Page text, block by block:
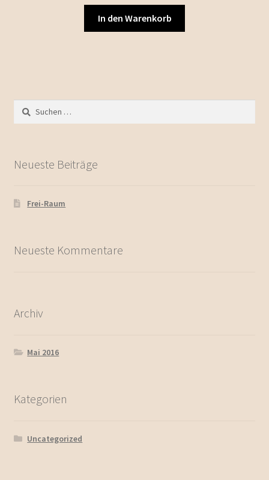
In den Warenkorb
Suchen
nach:
Neueste Beiträge
Frei-Raum
Neueste Kommentare
Archiv
Mai 2016
Kategorien
Uncategorized